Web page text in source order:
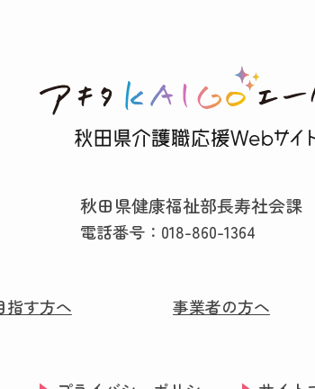
秋田県健康福祉部長寿社会課
電話番号： 018-860-1364
指す方へ 事業者の方へ